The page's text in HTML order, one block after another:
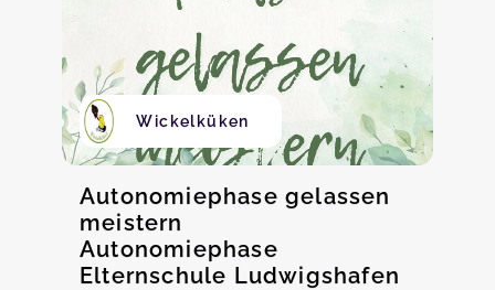
Wickelküken
Autonomiephase gelassen
meistern
Autonomiephase
Elternschule Ludwigshafen